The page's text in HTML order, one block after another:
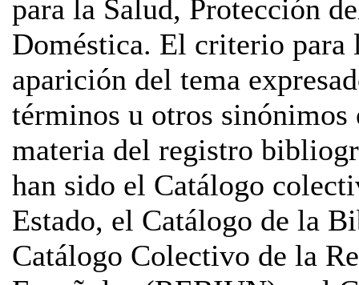
para la Salud, Protección
Doméstica. El criterio para
aparición del tema
términos u otros
materia del registro
han sido el Catálogo
Estado, el Catálogo de la
Catálogo Colectivo de la